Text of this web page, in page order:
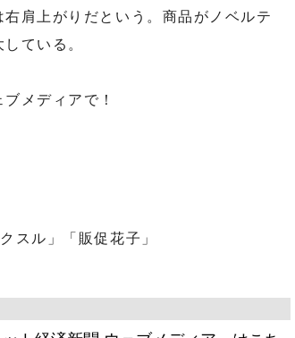
肩上がりだという。商品がノベルテ
ている。
メディアで！
ル」「販促花子」